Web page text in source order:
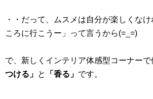
・・だって、ムスメは自分が楽しくな
ころに行こうー」って言うから(=_=)
で、新しくインテリア体感型コーナー
つける」 と 「香る」 です。